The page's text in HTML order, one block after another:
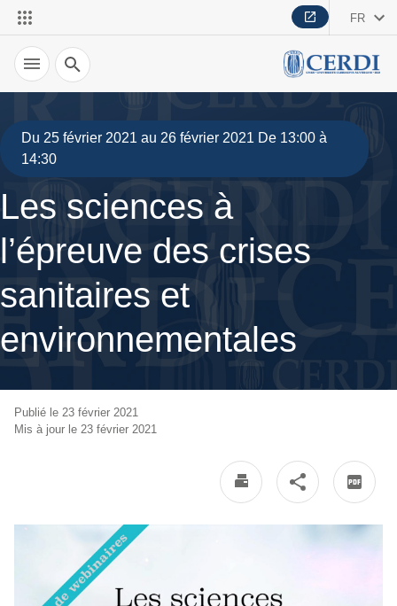
FR
Recherche
Du 25 février 2021 au 26 février 2021 De 13:00 à
14:30
Les sciences à
l’épreuve des crises
sanitaires et
environnementales
Publié le 23 février 2021
Mis à jour le 23 février 2021